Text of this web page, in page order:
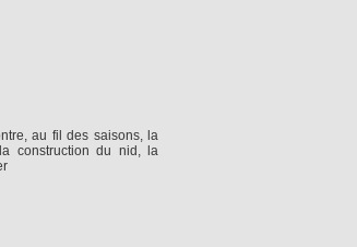
au fil des saisons, la
construction du nid, la